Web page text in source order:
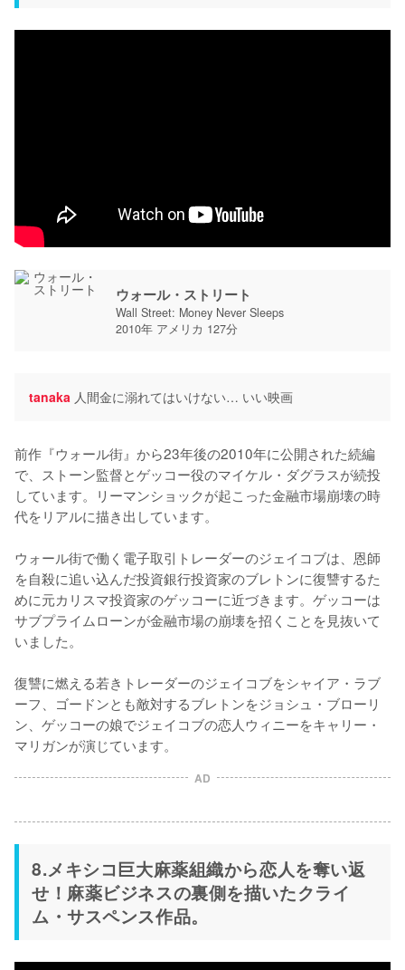
ウォール・ストリート
Wall Street: Money Never Sleeps
2010年 アメリカ 127分
tanaka 人間金に溺れてはいけない… いい映画
前作『ウォール街』から23年後の2010年に公開された続編
で、ストーン監督とゲッコー役のマイケル・ダグラスが続投
しています。リーマンショックが起こった金融市場崩壊の時
代をリアルに描き出しています。
ウォール街で働く電子取引トレーダーのジェイコブは、恩師
を自殺に追い込んだ投資銀行投資家のブレトンに復讐するた
めに元カリスマ投資家のゲッコーに近づきます。ゲッコーは
サブプライムローンが金融市場の崩壊を招くことを見抜いて
いました。
復讐に燃える若きトレーダーのジェイコブをシャイア・ラブ
ーフ、ゴードンとも敵対するブレトンをジョシュ・ブローリ
ン、ゲッコーの娘でジェイコブの恋人ウィニーをキャリー・
マリガンが演じています。
AD
8.メキシコ巨大麻薬組織から恋人を奪い返
せ！麻薬ビジネスの裏側を描いたクライ
ム・サスペンス作品。